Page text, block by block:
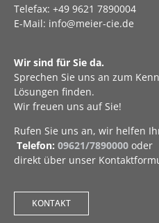
Telefax: +49 9621 7890004
E-Mail: info@meier-cie.de
Wir sind für Sie da.
Sprechen Sie uns an zum
Lösungen finden.
Wir freuen uns auf Sie!
Rufen Sie uns an, wir helfen
Telefon: 09621/7890000 oder
direkt über unser
KONTAKT